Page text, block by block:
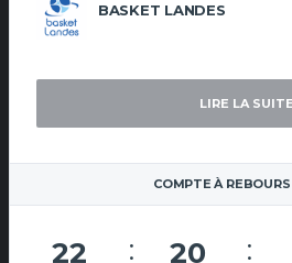
BASKET LANDES
LIRE LA SUITE
COMPTE À
22 20